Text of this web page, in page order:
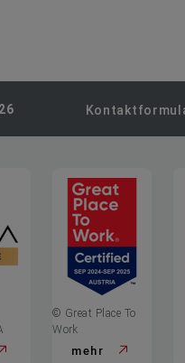
© Great Place To
Work
mehr